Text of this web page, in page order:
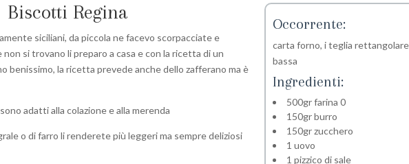
Occorrente:
carta forno, i teglia rettangolare
bassa
Ingredienti:
500gr farina 0
150gr burro
150gr zucchero
1 uovo
1 pizzico di sale
Biscotti Regina
siciliani, da piccola ne facevo scorpacciate e
si trovano li preparo a casa e con la ricetta di un
benissimo, la ricetta prevede anche dello zafferano ma è
adatti alla colazione e alla merenda
o di farro li renderete più leggeri ma sempre deliziosi